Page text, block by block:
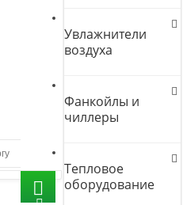
Увлажнители
воздуха
Фанкойлы и
чиллеры
Тепловое
оборудование